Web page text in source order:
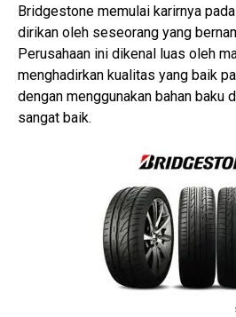
Bridgestone memulai karirnya
dirikan oleh seseorang yang
Perusahaan ini dikenal luas oleh
menghadirkan kualitas yang baik
dengan menggunakan bahan baku
sangat baik.